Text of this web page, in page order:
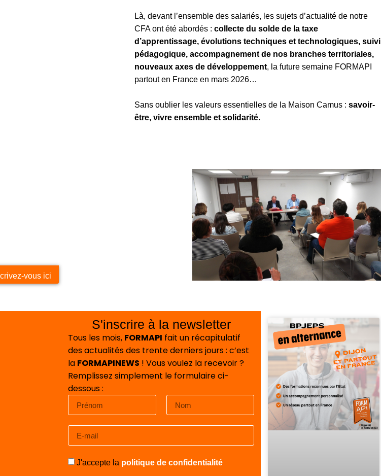
vous ici
Là, devant l’ensemble des salariés, les sujets d’actualité de notre
CFA ont été abordés :collecte du solde de la taxe
d’apprentissage, évolutions techniques et technologiques, suivi
pédagogique, accompagnement de nos branches territoriales,
nouveaux axes de développement, la future semaine FORMAPI
partout en France en mars 2026…
Sans oublier les valeurs essentielles de la Maison Camus :savoir-
être, vivre ensemble et solidarité.
S'inscrire à la newsletter
Tous les mois, FORMAPI fait un récapitulatif
des actualités des trente derniers jours : c’est
la FORMAPINEWS ! Vous voulez la recevoir ?
Remplissez simplement le formulaire ci-
dessous :
J'accepte la politique de confidentialité